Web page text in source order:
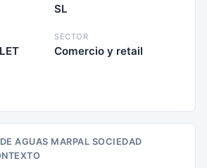
SL
SECTOR
Comercio y retail
AGUAS MARPAL SOCIEDAD